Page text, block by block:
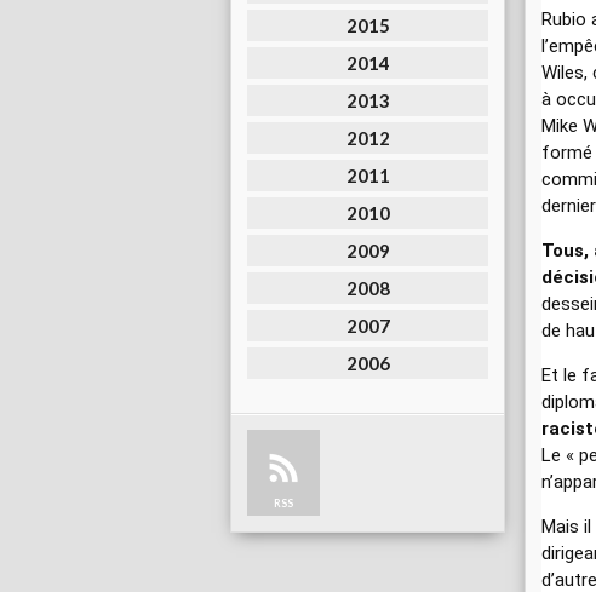
2015
2014
2013
2012
2011
2010
2009
2008
2007
2006
RSS
Rubio
Wiles,
à
Mike
formé
de
Et le
Le «
Mais